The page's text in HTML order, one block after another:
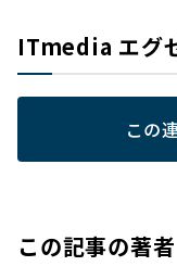
ITmedia エグ
この
この記事の著者